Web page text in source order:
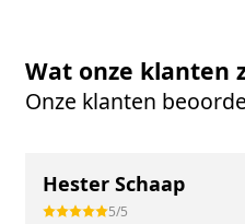
Wat onze klanten
Onze klanten
Hester Schaap
5/5